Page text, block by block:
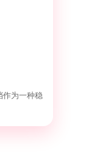
作为一种稳